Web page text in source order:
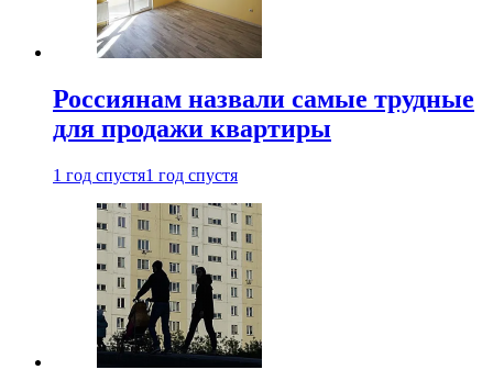
Россиянам назвали самые трудные
для продажи квартиры
1 год спустя1 год спустя